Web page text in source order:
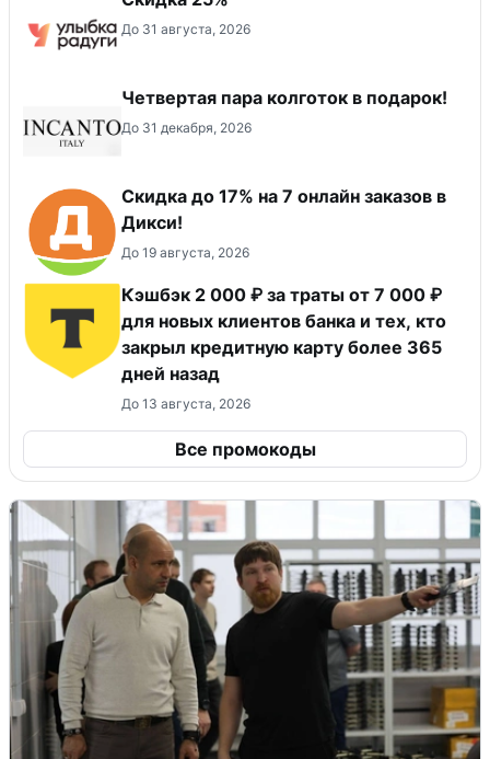
До 31 августа, 2026
Четвертая пара колготок в подарок!
До 31 декабря, 2026
Скидка до 17% на 7 онлайн заказов в
Дикси!
До 19 августа, 2026
Кэшбэк 2 000 ₽ за траты от 7 000 ₽
для новых клиентов банка и тех, кто
закрыл кредитную карту более 365
дней назад
До 13 августа, 2026
Все промокоды